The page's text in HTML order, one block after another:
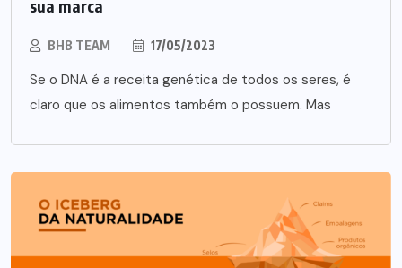
sua marca
BHB TEAM 17/05/2023
Se o DNA é a receita genética de todos os seres, é
claro que os alimentos também o possuem. Mas